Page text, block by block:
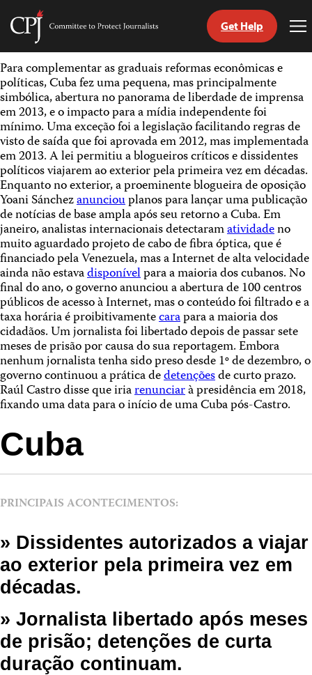
Skip
to
content
Committee
Protect
Journalists
Get Help
Para complementar as graduais reformas econômicas e
políticas, Cuba fez uma pequena, mas principalmente
simbólica, abertura no panorama de liberdade de imprensa
em 2013, e o impacto para a mídia independente foi
mínimo. Uma exceção foi a legislação facilitando regras de
visto de saída que foi aprovada em 2012, mas implementada
em 2013. A lei permitiu a blogueiros críticos e dissidentes
políticos viajarem ao exterior pela primeira vez em décadas.
Enquanto no exterior, a proeminente blogueira de oposição
Yoani Sánchezanunciouplanos para lançar uma publicação
de notícias de base ampla após seu retorno a Cuba. Em
janeiro, analistas internacionais detectaramatividadeno
muito aguardado projeto de cabo de fibra óptica, que é
financiado pela Venezuela, mas a Internet de alta velocidade
ainda não estavadisponívelpara a maioria dos cubanos. No
final do ano, o governo anunciou a abertura de 100 centros
públicos de acesso à Internet, mas o conteúdo foi filtrado e a
taxa horária é proibitivamentecarapara a maioria dos
cidadãos. Um jornalista foi libertado depois de passar sete
meses de prisão por causa do sua reportagem. Embora
nenhum jornalista tenha sido preso desde 1º de dezembro, o
governo continuou a prática dedetençõesde curto prazo.
Raúl Castro disse que iriarenunciarà presidência em 2018,
fixando uma data para o início de uma Cuba pós-Castro.
Cuba
PRINCIPAIS ACONTECIMENTOS:
» Dissidentes autorizados a viajar
ao exterior pela primeira vez em
décadas.
» Jornalista libertado após meses
de prisão; detenções de curta
duração continuam.